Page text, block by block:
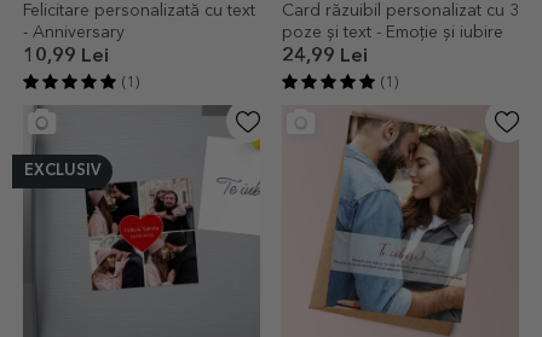
Felicitare personalizată cu text
- Anniversary
10,99 Lei
(1)
Card răzuibil personalizat cu 3
poze și text - Emoție și iubire
24,99 Lei
(1)
EXCLUSIV